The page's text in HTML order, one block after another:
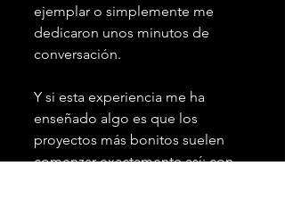
ejemplar o simplemente me
dedicaron unos minutos de
conversación.
Y si esta experiencia me ha
enseñado algo es que los
proyectos más bonitos suelen
comenzar exactamente así: con